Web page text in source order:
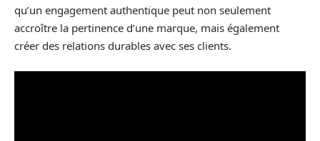
qu’un engagement authentique peut non seulement
accroître la pertinence d’une marque, mais également
créer des relations durables avec ses clients.